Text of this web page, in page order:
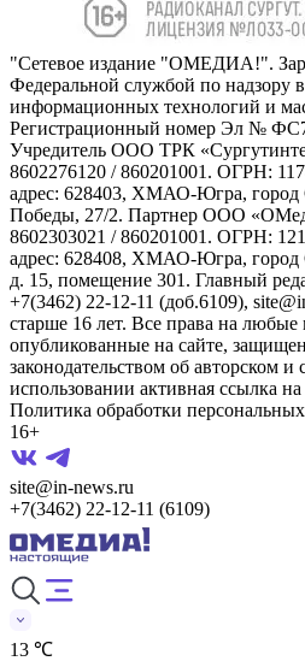
"Сетевое издание "ОМЕДИА!".
Федеральной службой по надзору в
информационных технологий и
Регистрационный номер Эл №
Учредитель ООО ТРК
8602276120 / 860201001. ОГРН:
адрес: 628403, ХМАО-Югра, город
Победы, 27/2. Партнер ООО
8602303021 / 860201001. ОГРН:
адрес: 628408, ХМАО-Югра, город
д. 15, помещение 301. Главный
+7(3462) 22-12-11 (доб.6109),
старше 16 лет. Все права на любые
опубликованные на сайте,
законодательством об авторском
использовании активная ссылка
Политика обработки
16+
site@in-news.ru
+7(3462) 22-12-11 (6109)
13 ℃